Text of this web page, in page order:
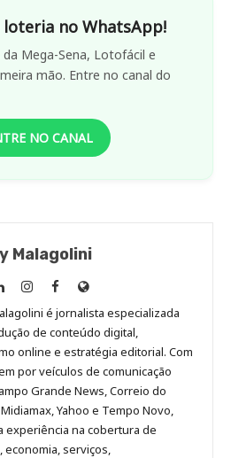
loteria no WhatsApp!
Mega-Sena, Lotofácil e
mão. Entre no canal do
NO CANAL
Malagolini
Anny
Malagolini
no
LinkedIn
Anny
Malagolini
no
Instagram
Anny
Malagolini
no
Facebook
Site
de
Anny
Malagolini
é jornalista especializada
de conteúdo digital,
online e estratégia editorial. Com
por veículos de comunicação
Grande News, Correio do
Yahoo e Tempo Novo,
experiência na cobertura de
economia, serviços,